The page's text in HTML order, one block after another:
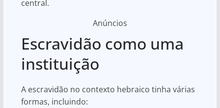
central.
Anúncios
Escravidão como uma
instituição
A escravidão no contexto hebraico tinha várias
formas, incluindo: